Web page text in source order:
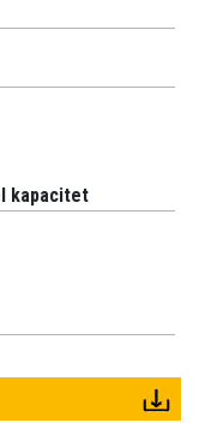
kapacitet